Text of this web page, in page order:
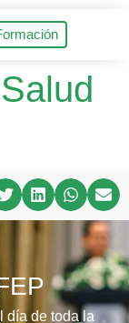
día de toda la